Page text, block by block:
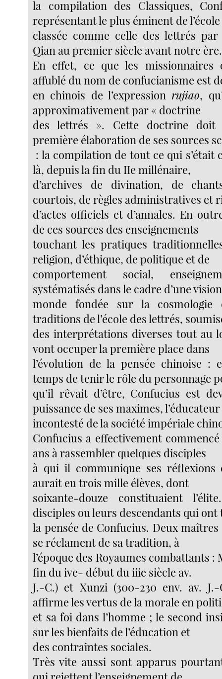
la compilation des Classiques,
représentant le plus éminent de l’école
classée comme celle des lettrés par
Qian au premier siècle avant notre ère.
En effet, ce que les missionnaires
affublé du nom de confucianisme est
en chinois de l’expressionrujiao,
approximativement par « doctrine
des lettrés ». Cette doctrine doit
première élaboration de ses sources
: la compilation de tout ce qui s’était
là, depuis la fin du IIe millénaire,
d’archives de divination, de
courtois, de règles administratives et
d’actes officiels et d’annales. En
de ces sources des enseignements
touchant les pratiques
religion, d’éthique, de politique et de
comportement social,
systématisés dans le cadre d’une
monde fondée sur la cosmologie
traditions de l’école des lettrés,
des interprétations diverses tout au
vont occuper la première place dans
l’évolution de la pensée chinoise :
temps de tenir le rôle du personnage
qu’il rêvait d’être, Confucius est
puissance de ses maximes, l’éducateur
incontesté de la société impériale
Confucius a effectivement commencé
ans à rassembler quelques disciples
à qui il communique ses
aurait eu trois mille élèves, dont
soixante-douze constituaient
disciples ou leurs descendants qui
la pensée de Confucius. Deux
se réclament de sa tradition, à
l’époque des Royaumes combattants :
fin du ive- début du iiie siècle av.
J.-C.) et Xunzi (300-230 env. av.
affirme les vertus de la morale en
et sa foi dans l’homme ; le second
sur les bienfaits de l’éducation et
des contraintes sociales.
Très vite aussi sont apparus